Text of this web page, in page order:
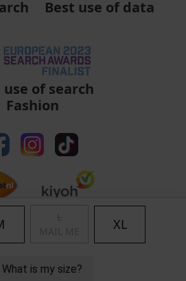
XL
Best use of data
use of search
Fashion
| Privacy